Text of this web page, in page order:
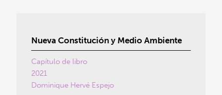
Nueva Constitución y Medio Ambiente
Capítulo de libro
2021
Dominique Hervé Espejo